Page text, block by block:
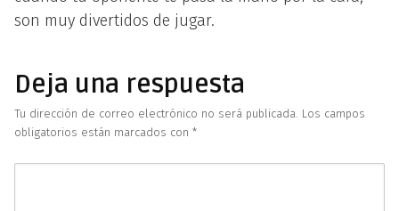
son muy divertidos de jugar.
Deja una respuesta
Tu dirección de correo electrónico no será publicada. Los campos
obligatorios están marcados con *